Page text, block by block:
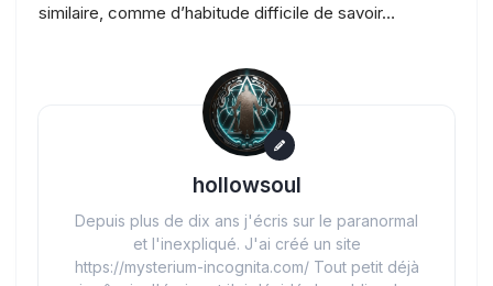
similaire, comme d’habitude difficile de savoir…
hollowsoul
Depuis plus de dix ans j'écris sur le paranormal
et l'inexpliqué. J'ai créé un site
https://mysterium-incognita.com/ Tout petit déjà